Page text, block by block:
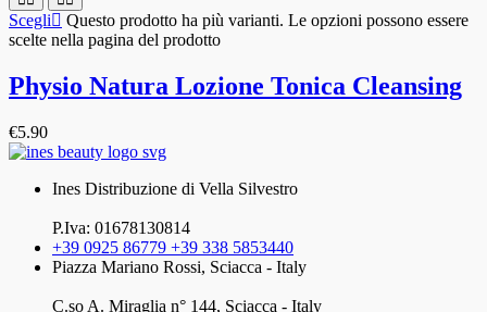
Scegli
Questo prodotto ha più varianti. Le opzioni possono essere
scelte nella pagina del prodotto
Physio Natura Lozione Tonica Cleansing
€5.90
Ines Distribuzione di Vella Silvestro
P.Iva: 01678130814
+39 0925 86779 +39 338 5853440
Piazza Mariano Rossi, Sciacca - Italy
C.so A. Miraglia n° 144, Sciacca - Italy